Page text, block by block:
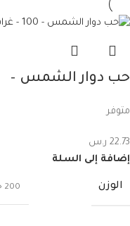
حب دوار الشمس –
متوفر
22.73 ر.س
إضافة إلى السلة
الوزن 200 جرام